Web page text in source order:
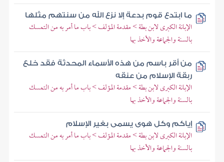
ما ابتدع قوم بدعة إلا نزع الله من سنتهم مثلها
الإبانة الكبرى لابن بطة > مقدمة المؤلف > باب ما أمر به من التمسك
بالسنة والجماعة والأخذ بها
من أقر باسم من هذه الأسماء المحدثة فقد خلع
ربقة الإسلام من عنقه
الإبانة الكبرى لابن بطة > مقدمة المؤلف > باب ما أمر به من التمسك
بالسنة والجماعة والأخذ بها
إياكم وكل هوى يسمى بغير الإسلام
الإبانة الكبرى لابن بطة > مقدمة المؤلف > باب ما أمر به من التمسك
بالسنة والجماعة والأخذ بها